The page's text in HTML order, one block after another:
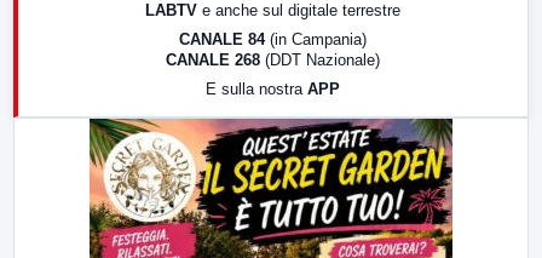
LabNews (replica)
LABTV e anche sul digitale terrestre
CANALE 84 (in Campania)
CANALE 268 (DDT Nazionale)
E sulla nostra APP